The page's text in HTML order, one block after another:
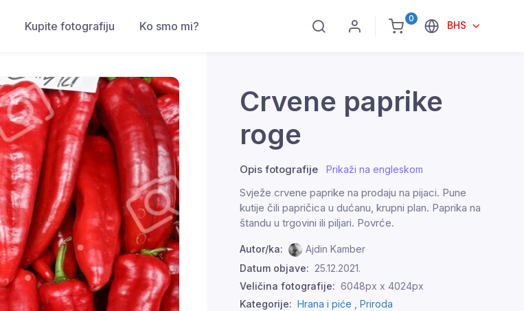
0
BHS
Kupite fotografiju Ko smo mi?
Crvene paprike
roge
Opis fotografije Prikaži na engleskom
Svježe crvene paprike na prodaju na pijaci. Pune
kutije čili papričica u dućanu, krupni plan. Paprika na
štandu u trgovini ili piljari. Povrće.
Autor/ka:
Ajdin Kamber
Datum objave: 25.12.2021.
Veličina fotografije: 6048px x 4024px
Kategorije: Hrana i piće , Priroda